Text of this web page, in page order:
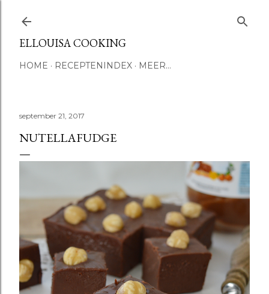
ELLOUISA COOKING
HOME RECEPTENINDEX MEER…
september 21, 2017
NUTELLAFUDGE